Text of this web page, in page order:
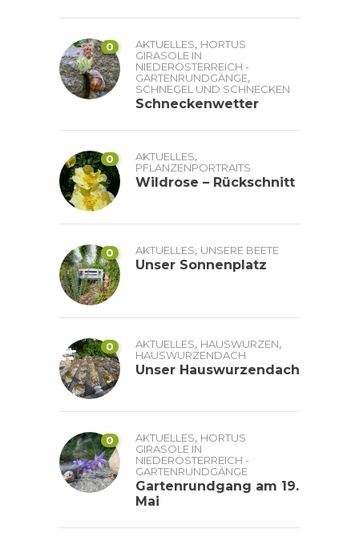
0 AKTUELLES, HORTUS
GIRASOLE IN
NIEDERÖSTERREICH -
GARTENRUNDGÄNGE,
SCHNEGEL UND SCHNECKEN
Schneckenwetter
0 AKTUELLES,
PFLANZENPORTRAITS
Wildrose – Rückschnitt
0 AKTUELLES, UNSERE BEETE
Unser Sonnenplatz
0 AKTUELLES, HAUSWURZEN,
HAUSWURZENDACH
Unser Hauswurzendach
0 AKTUELLES, HORTUS
GIRASOLE IN
NIEDERÖSTERREICH -
GARTENRUNDGÄNGE
Gartenrundgang am 19.
Mai